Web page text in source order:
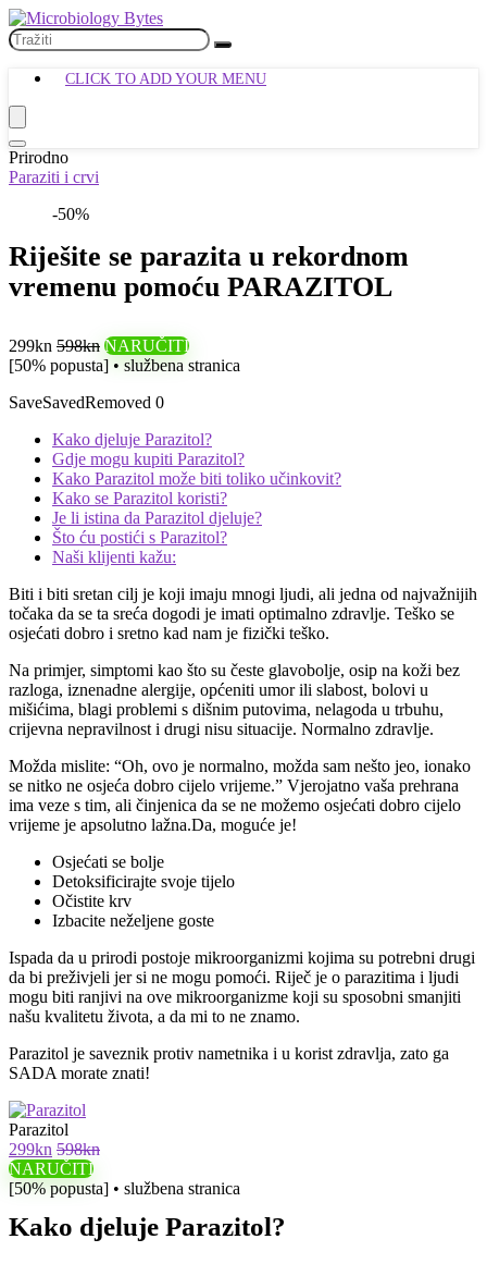
CLICK TO ADD YOUR MENU
Prirodno
Paraziti i crvi
-50%
Riješite se parazita u rekordnom
vremenu pomoću PARAZITOL
299kn 598kn NARUČITI
[50% popusta] • službena stranica
SaveSavedRemoved 0
Kako djeluje Parazitol?
Gdje mogu kupiti Parazitol?
Kako Parazitol može biti toliko učinkovit?
Kako se Parazitol koristi?
Je li istina da Parazitol djeluje?
Što ću postići s Parazitol?
Naši klijenti kažu:
Biti i biti sretan cilj je koji imaju mnogi ljudi, ali jedna od najvažnijih
točaka da se ta sreća dogodi je imati optimalno zdravlje. Teško se
osjećati dobro i sretno kad nam je fizički teško.
Na primjer, simptomi kao što su česte glavobolje, osip na koži bez
razloga, iznenadne alergije, općeniti umor ili slabost, bolovi u
mišićima, blagi problemi s dišnim putovima, nelagoda u trbuhu,
crijevna nepravilnost i drugi nisu situacije. Normalno zdravlje.
Možda mislite: “Oh, ovo je normalno, možda sam nešto jeo, ionako
se nitko ne osjeća dobro cijelo vrijeme.” Vjerojatno vaša prehrana
ima veze s tim, ali činjenica da se ne možemo osjećati dobro cijelo
vrijeme je apsolutno lažna.Da, moguće je!
Osjećati se bolje
Detoksificirajte svoje tijelo
Očistite krv
Izbacite neželjene goste
Ispada da u prirodi postoje mikroorganizmi kojima su potrebni drugi
da bi preživjeli jer si ne mogu pomoći. Riječ je o parazitima i ljudi
mogu biti ranjivi na ove mikroorganizme koji su sposobni smanjiti
našu kvalitetu života, a da mi to ne znamo.
Parazitol je saveznik protiv nametnika i u korist zdravlja, zato ga
SADA morate znati!
Parazitol
299kn 598kn
NARUČITI
[50% popusta] • službena stranica
Kako djeluje Parazitol?